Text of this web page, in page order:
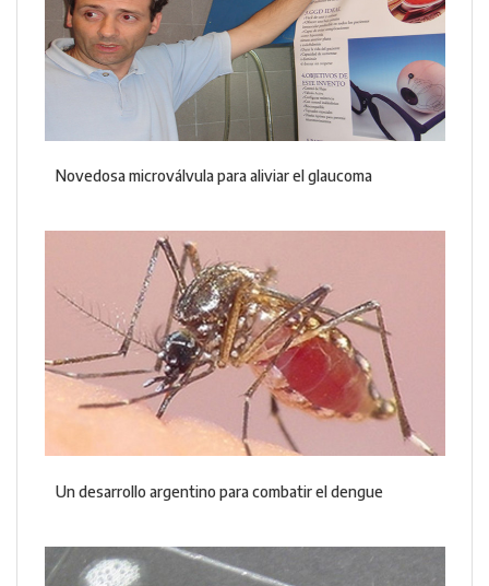
Novedosa microválvula para aliviar el glaucoma
Un desarrollo argentino para combatir el dengue